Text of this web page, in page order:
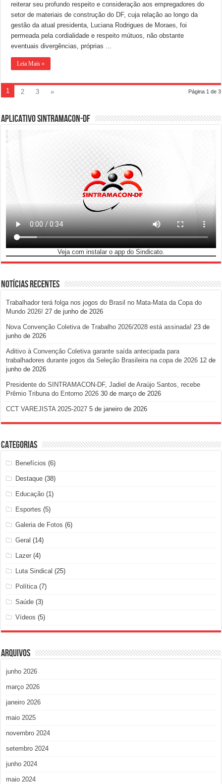
reiterar seu profundo respeito e consideração aos empregadores do
setor de materiais de construção do DF, cuja relação ao longo da
gestão da atual presidenta, Luciana Rodrigues de Moraes, foi
permeada pela cordialidade e respeito mútuos, não obstante
eventuais divergências, próprias ...
Leia Mais »
Página 1 de 3
1 2 3 »
Aplicativo SINTRAMACON-DF
Veja com instalar o app do Sindicato.
Notícias Recentes
Trabalhador terá folga nos jogos do Brasil no Mata-Mata da Copa do
Mundo 2026! 27 de junho de 2026
Nova Convenção Coletiva de Trabalho 2026/2028 está assinada! 23 de
junho de 2026
Aditivo à Convenção Coletiva garante saída antecipada para
trabalhadores durante jogos da Seleção Brasileira na copa de 2026 12 de
junho de 2026
Presidente do SINTRAMACON-DF, Jadiel de Araújo Santos, recebe
Prêmio Tribuna do Entorno 2026 30 de março de 2026
CCT VAREJISTA 2025-2027 5 de janeiro de 2026
Categorias
Benefícios (6)
Destaque (38)
Educação (1)
Esportes (5)
Galeria de Fotos (6)
Geral (14)
Lazer (4)
Luta Sindical (25)
Política(7)
Saúde (3)
Vídeos (5)
Arquivos
junho 2026
março 2026
janeiro 2026
maio 2025
novembro 2024
setembro 2024
junho 2024
maio 2024